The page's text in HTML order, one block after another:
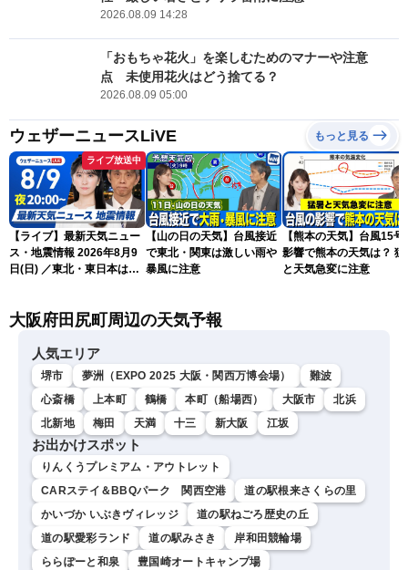
2026.08.09 14:28
「おもちゃ花火」を楽しむためのマナーや注意
点 未使用花火はどう捨てる？
2026.08.09 05:00
ウェザーニュースLiVE もっと見る
ライブ放送中
【ライブ】最新天気ニュー
ス・地震情報 2026年8月9
日(日) ／東北・東日本は急
衣／芳野達郎〉
【山の日の天気】台風接近
で東北・関東は激しい雨や
暴風に注意
【熊本の天気】台風15号
影響で熊本の天気は？ 猛
と天気急変に注意
大阪府田尻町周辺の天気予報
人気エリア
堺市 夢洲（EXPO 2025 大阪・関西万博会場）
難波
心斎橋
上本町 鶴橋 本町（船場西） 大阪市
北浜
北新地
梅田 天満 十三 新大阪 江坂
お出かけスポット
りんくうプレミアム・アウトレット
CARステイ＆BBQパーク 関西空港
道の駅根来さくらの里
かいづか いぶきヴィレッジ
道の駅ねごろ歴史の丘
道の駅愛彩ランド
道の駅みさき
岸和田競輪場
ららぽーと和泉
豊国崎オートキャンプ場